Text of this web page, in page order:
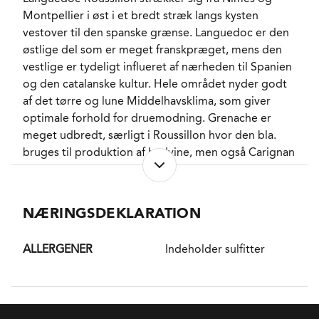
Imidlertid begyndte en langsom forvandling allerede
i 1989, hvor teamet besluttede, at vinen ikke bare
skulle være et look a like, men en vin med sin egen
ret, og det er ikke forkert at hævde at denne vin livet
igennem blev Aimé Guiberts legekammerat.
Forstået på den måde at det var her han udlevede
sin interesse for mindre kendte, historiske og nogle
gange næsten forsvundne vinstokke. Vinen har
således siden midt 90’erne været et blend af
Viognier og Chardonnay, som med årene har fået et
forskellige andre druesorter.
Det er efterhånden en del år siden fadlagringen helt
Montpellier i øst i et bredt stræk langs kysten
vestover til den spanske grænse. Languedoc er den
østlige del som er meget franskpræget, mens den
vestlige er tydeligt influeret af nærheden til Spanien
og den catalanske kultur. Hele området nyder godt
af det tørre og lune Middelhavsklima, som giver
optimale forhold for druemodning. Grenache er
meget udbredt, særligt i Roussillon hvor den bla.
bruges til produktion af hedvine, men også Carignan
og Syrah samt en række internationale sorter sorter
som Chardonnay og Merlot findes i bred
NÆRINGSDEKLARATION
ALLERGENER Indeholder sulfitter